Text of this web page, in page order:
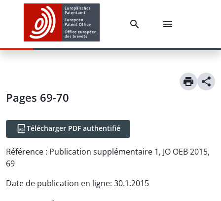
Pages 69-70
Télécharger PDF authentifié
Référence : Publication supplémentaire 1, JO OEB 2015,
69
Date de publication en ligne: 30.1.2015